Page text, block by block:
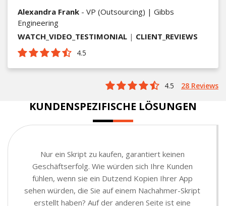
Alexandra Frank - VP (Outsourcing) | Gibbs
Engineering
WATCH_VIDEO_TESTIMONIAL | CLIENT_REVIEWS
4.5
4.5 28 Reviews
KUNDENSPEZIFISCHE LÖSUNGEN
Nur ein Skript zu kaufen, garantiert keinen
Geschäftserfolg. Wie würden sich Ihre Kunden
fühlen, wenn sie ein Dutzend Kopien Ihrer App
sehen würden, die Sie auf einem Nachahmer-Skript
erstellt haben? Auf der anderen Seite ist eine